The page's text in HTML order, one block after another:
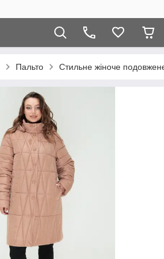
Пальто Стильне жіноче